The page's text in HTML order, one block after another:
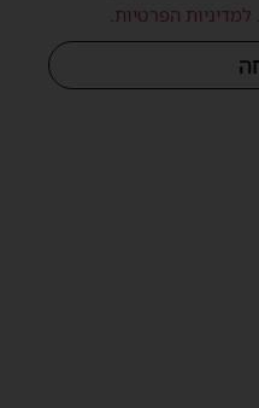
למדיניות הפרטיות.